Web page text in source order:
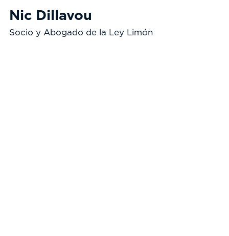
Nic Dillavou
Socio y Abogado de la Ley Limón